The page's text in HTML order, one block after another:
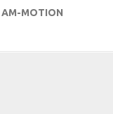
AM-MOTION